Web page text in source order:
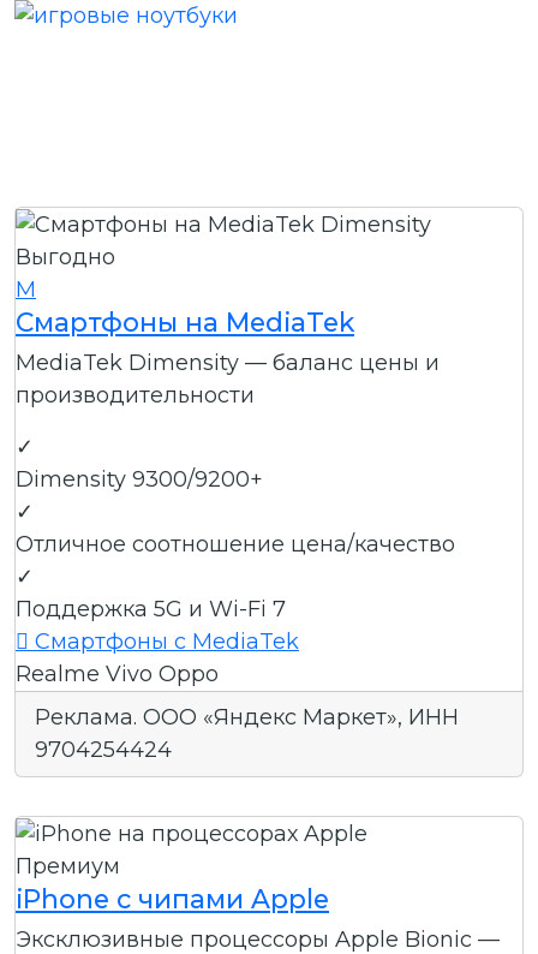
Выгодно
M
Смартфоны на MediaTek
MediaTek Dimensity — баланс цены и
производительности
✓
Dimensity 9300/9200+
✓
Отличное соотношение цена/качество
✓
Поддержка 5G и Wi-Fi 7
 Смартфоны с MediaTek
Realme Vivo Oppo
Реклама. ООО «Яндекс Маркет», ИНН
9704254424
Премиум
iPhone с чипами Apple
Эксклюзивные процессоры Apple Bionic —